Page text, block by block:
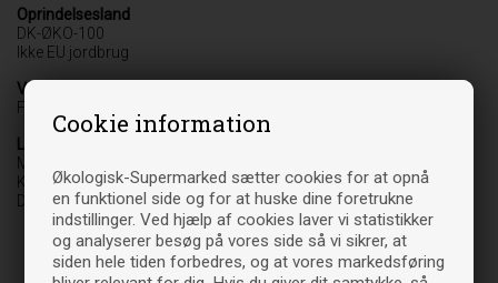
Cookie information
Økologisk-Supermarked sætter cookies for at opnå
en funktionel side og for at huske dine foretrukne
indstillinger. Ved hjælp af cookies laver vi statistikker
og analyserer besøg på vores side så vi sikrer, at
siden hele tiden forbedres, og at vores markedsføring
Oprindelsesland
DK-ØKO-100
Ikke EU jordbrug
Varebetegnelse
Fødevare
Leverandør
Midsona Danmark A/S Food & Beauty
Klostermarken 20
DK-9550 Mariager